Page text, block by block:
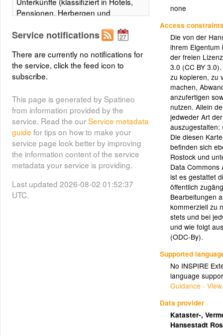
none
Access
Die von der
ihrem Eigentum
der freien
3.0 (CC BY
zu kopieren, zu
machen,
anzufertigen
nutzen. Allein
jedweder Art
auszugestalten:
Die diesen
befinden sich
Rostock und
Data Commons
ist es gestattet
öffentlich
Bearbeitungen
kommerziell zu
stets und bei
und wie folgt
(ODC-By).
Supported
No INSPIRE
language
Guidance -
Data provider
Kataster-,
Hansestadt
Pensionen, Herbergen und
Kontaktinfo
Museen und Galerien
(museen_galerien)
und Kontaktinfo
Touristeninformation
(touristeninformation)
Standorte der Touristeninformation
der Tourismauszentrale Rostock
und Warnemünde mit Adresse und
Kontaktinfo
Service notifications
There are currently no notifications for
the service, click the feed icon to
subscribe.
This page is generated by Spatineo
from information provided by the
service. Read the ourService metadata
guide for tips on how to make your
service page look better by improving
the information content of the service
metadata your service is providing.
Last updated 2026-08-02 01:52:37
UTC.